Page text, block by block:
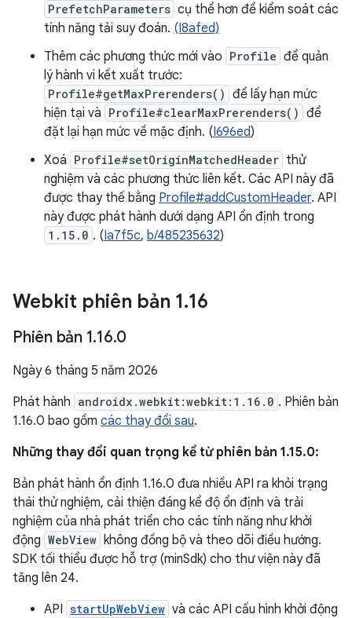
PrefetchParameters cụ thể hơn để kiểm soát các
tính năng tải suy đoán. (I8afed)
Thêm các phương thức mới vào Profile để quản
lý hành vi kết xuất trước:
Profile#getMaxPrerenders() để lấy hạn mức
hiện tại và Profile#clearMaxPrerenders() để
đặt lại hạn mức về mặc định. (I696ed)
Xoá Profile#setOriginMatchedHeader thử
nghiệm và các phương thức liên kết. Các API này đã
được thay thế bằng Profile#addCustomHeader. API
này được phát hành dưới dạng API ổn định trong
1.15.0 . (Ia7f5c, b/485235632)
Webkit phiên bản 1.16
Phiên bản 1.16.0
Ngày 6 tháng 5 năm 2026
Phát hành androidx.webkit:webkit:1.16.0 . Phiên bản
1.16.0 bao gồm các thay đổi sau.
Những thay đổi quan trọng kể từ phiên bản 1.15.0:
Bản phát hành ổn định 1.16.0 đưa nhiều API ra khỏi trạng
thái thử nghiệm, cải thiện đáng kể độ ổn định và trải
nghiệm của nhà phát triển cho các tính năng như khởi
động WebView không đồng bộ và theo dõi điều hướng.
SDK tối thiểu được hỗ trợ (minSdk) cho thư viện này đã
tăng lên 24.
API startUpWebView và các API cấu hình khởi động